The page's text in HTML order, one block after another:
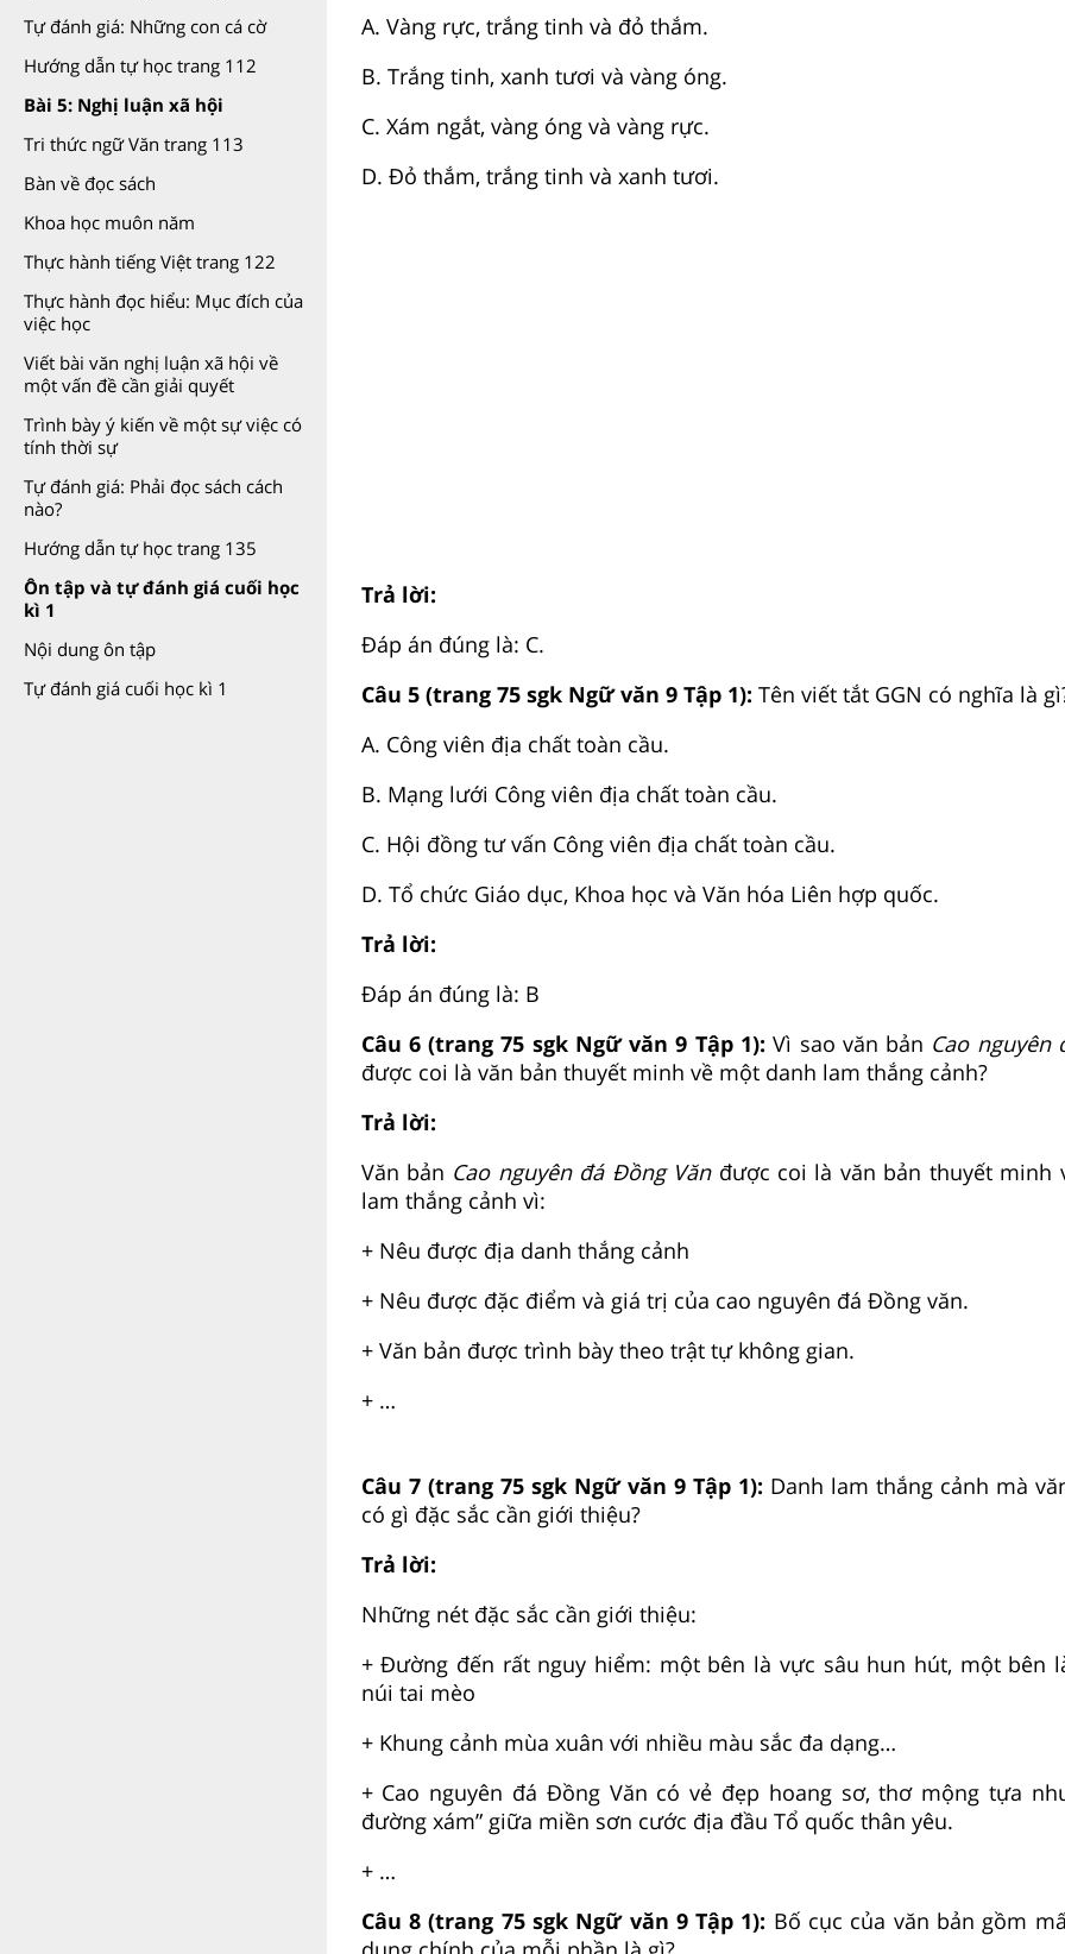
Tự đánh giá: Những con cá cờ
Hướng dẫn tự học trang 112
Bài 5: Nghị luận xã hội
Tri thức ngữ Văn trang 113
Bàn về đọc sách
Khoa học muôn năm
Thực hành tiếng Việt trang 122
Thực hành đọc hiểu: Mục đích của
việc học
Viết bài văn nghị luận xã hội về
một vấn đề cần giải quyết
Trình bày ý kiến về một sự việc có
tính thời sự
Tự đánh giá: Phải đọc sách cách
nào?
Hướng dẫn tự học trang 135
Ôn tập và tự đánh giá cuối học
kì 1
Nội dung ôn tập
Tự đánh giá cuối học kì 1
A. Vàng rực, trắng tinh và đỏ thắm.
B. Trắng tinh, xanh tươi và vàng óng.
C. Xám ngắt, vàng óng và vàng rực.
D. Đỏ thắm, trắng tinh và xanh tươi.
Trả lời:
Đáp án đúng là: C.
Câu 5 (trang 75 sgk Ngữ văn 9 Tập 1): Tên viết tắt GGN có nghĩa là
A. Công viên địa chất toàn cầu.
B. Mạng lưới Công viên địa chất toàn cầu.
C. Hội đồng tư vấn Công viên địa chất toàn cầu.
D. Tổ chức Giáo dục, Khoa học và Văn hóa Liên hợp quốc.
Trả lời:
Đáp án đúng là: B
Câu 6 (trang 75 sgk Ngữ văn 9 Tập 1): Vì sao văn bản Cao nguyên
được coi là văn bản thuyết minh về một danh lam thắng cảnh?
Trả lời:
Văn bản Cao nguyên đá Đồng Vănđược coi là văn bản thuyết minh
lam thắng cảnh vì:
+ Nêu được địa danh thắng cảnh
+ Nêu được đặc điểm và giá trị của cao nguyên đá Đồng văn.
+ Văn bản được trình bày theo trật tự không gian.
+ …
Câu 7 (trang 75 sgk Ngữ văn 9 Tập 1): Danh lam thắng cảnh mà
có gì đặc sắc cần giới thiệu?
Trả lời:
Những nét đặc sắc cần giới thiệu:
+ Đường đến rất nguy hiểm: một bên là vực sâu hun hút, một bên
núi tai mèo
+ Khung cảnh mùa xuân với nhiều màu sắc đa dạng…
+ Cao nguyên đá Đồng Văn có vẻ đẹp hoang sơ, thơ mộng tựa
đường xám” giữa miền sơn cước địa đầu Tổ quốc thân yêu.
+ …
Câu 8 (trang 75 sgk Ngữ văn 9 Tập 1): Bố cục của văn bản gồm